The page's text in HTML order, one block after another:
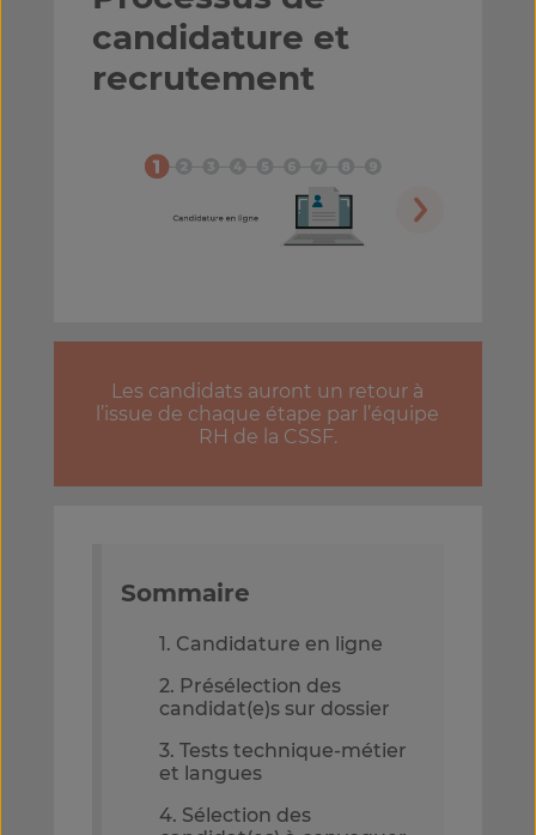
candidature et
recrutement
Les candidats auront un retour à
l’issue de chaque étape par l’équipe
RH de la CSSF.
Sommaire
1. Candidature en ligne
2. Présélection des
candidat(e)s sur dossier
3. Tests technique-métier
et langues
4. Sélection des